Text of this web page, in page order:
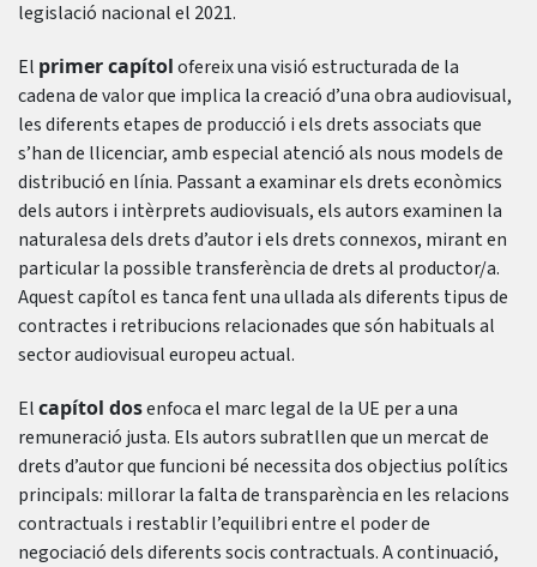
legislació nacional el 2021.
El primer capítolofereix una visió estructurada de la
cadena de valor que implica la creació d’una obra audiovisual,
les diferents etapes de producció i els drets associats que
s’han de llicenciar, amb especial atenció als nous models de
distribució en línia. Passant a examinar els drets econòmics
dels autors i intèrprets audiovisuals, els autors examinen la
naturalesa dels drets d’autor i els drets connexos, mirant en
particular la possible transferència de drets al productor/a.
Aquest capítol es tanca fent una ullada als diferents tipus de
contractes i retribucions relacionades que són habituals al
sector audiovisual europeu actual.
Elcapítol dosenfoca el marc legal de la UE per a una
remuneració justa. Els autors subratllen que un mercat de
drets d’autor que funcioni bé necessita dos objectius polítics
principals: millorar la falta de transparència en les relacions
contractuals i restablir l’equilibri entre el poder de
negociació dels diferents socis contractuals. A continuació,